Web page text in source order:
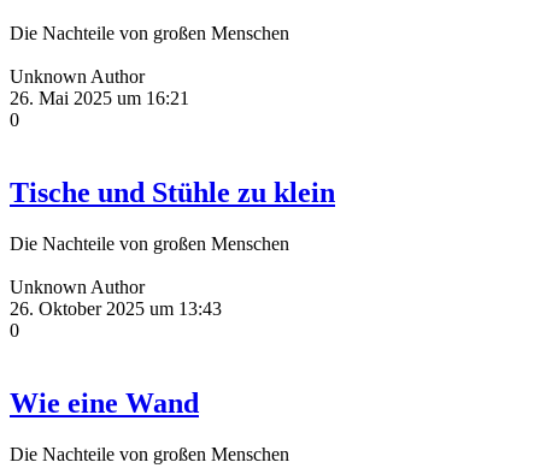
Die Nachteile von großen Menschen
Unknown Author
26. Mai 2025 um 16:21
0
Tische und Stühle zu klein
Die Nachteile von großen Menschen
Unknown Author
26. Oktober 2025 um 13:43
0
Wie eine Wand
Die Nachteile von großen Menschen